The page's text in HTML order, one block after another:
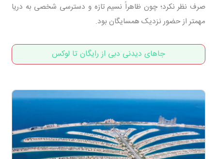
صرف نظر نکرد؛ چون ظاهراً نسیم تازه و دسترسی شخصی به دریا
مهمتر از حضور نزدیک همسایگان بود.
جاهای دیدنی دبی از رایگان تا لوکس